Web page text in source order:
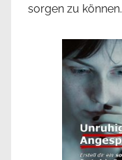
sorgen zu können.